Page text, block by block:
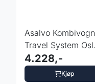
Asalvo Kombivogn
Travel System
Grå
4.228,-
Kjøp